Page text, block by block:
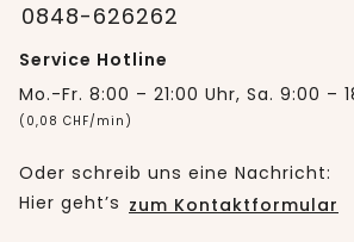
0848-626262
Service Hotline
Mo.-Fr. 8:00 – 21:00 Uhr, Sa. 9:00 –
(0,08 CHF/min)
Oder schreib uns eine Nachricht:
Hier geht’s zum Kontaktformular